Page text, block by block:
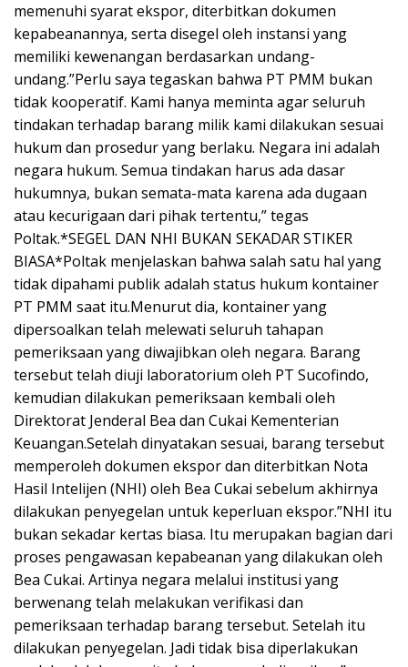
memenuhi syarat ekspor, diterbitkan dokumen
kepabeanannya, serta disegel oleh instansi yang
memiliki kewenangan berdasarkan undang-
undang.”Perlu saya tegaskan bahwa PT PMM bukan
tidak kooperatif. Kami hanya meminta agar seluruh
tindakan terhadap barang milik kami dilakukan sesuai
hukum dan prosedur yang berlaku. Negara ini adalah
negara hukum. Semua tindakan harus ada dasar
hukumnya, bukan semata-mata karena ada dugaan
atau kecurigaan dari pihak tertentu,” tegas
Poltak.*SEGEL DAN NHI BUKAN SEKADAR STIKER
BIASA*Poltak menjelaskan bahwa salah satu hal yang
tidak dipahami publik adalah status hukum kontainer
PT PMM saat itu.Menurut dia, kontainer yang
dipersoalkan telah melewati seluruh tahapan
pemeriksaan yang diwajibkan oleh negara. Barang
tersebut telah diuji laboratorium oleh PT Sucofindo,
kemudian dilakukan pemeriksaan kembali oleh
Direktorat Jenderal Bea dan Cukai Kementerian
Keuangan.Setelah dinyatakan sesuai, barang tersebut
memperoleh dokumen ekspor dan diterbitkan Nota
Hasil Intelijen (NHI) oleh Bea Cukai sebelum akhirnya
dilakukan penyegelan untuk keperluan ekspor.”NHI itu
bukan sekadar kertas biasa. Itu merupakan bagian dari
proses pengawasan kepabeanan yang dilakukan oleh
Bea Cukai. Artinya negara melalui institusi yang
berwenang telah melakukan verifikasi dan
pemeriksaan terhadap barang tersebut. Setelah itu
dilakukan penyegelan. Jadi tidak bisa diperlakukan